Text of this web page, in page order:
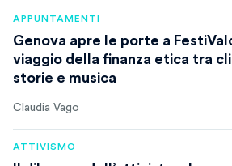
APPUNTAMENTI
Genova apre le porte a
viaggio della finanza etica tra
storie e musica
Claudia Vago
ATTIVISMO